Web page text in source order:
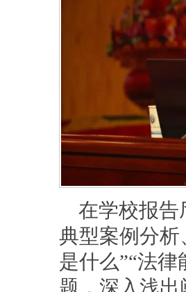
在学校报告
典型案例分
是什么”“法
题，深入浅